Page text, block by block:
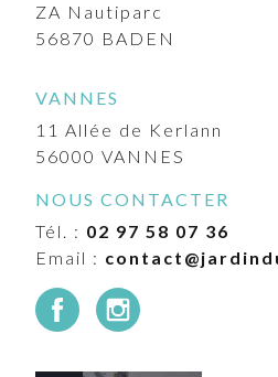
ZA Nautiparc
56870 BADEN
VANNES
11 Allée de Kerlann
56000 VANNES
NOUS CONTACTER
Tél. : 02 97 58 07 36
Email :